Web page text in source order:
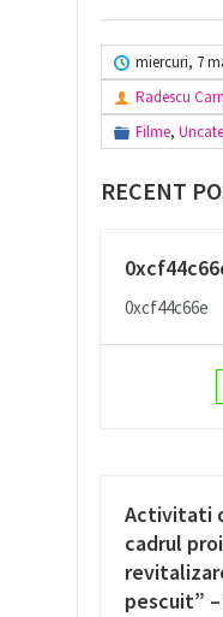
miercuri, 7
Radescu
Filme,
RECENT
0xcf44c66e
Activitati
cadrul
pescuit” –